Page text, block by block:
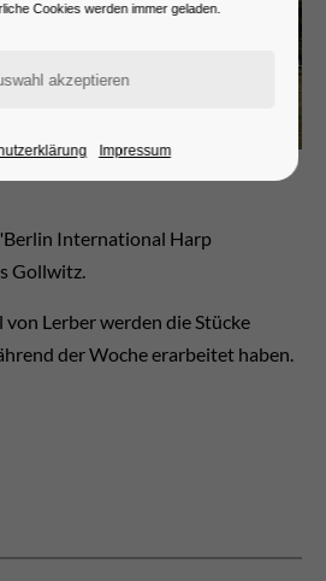
International Harp
Gollwitz.
Lerber werden die Stücke
der Woche erarbeitet haben.
Cookies werden immer geladen.
Impressum